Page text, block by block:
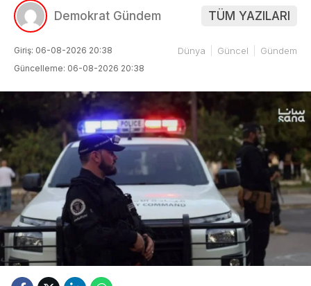
Demokrat Gündem TÜM YAZILARI
Giriş: 06-08-2026 20:38
Güncelleme: 06-08-2026 20:38
Dünya Güncel Gündem